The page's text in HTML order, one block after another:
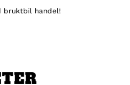
bruktbil handel!